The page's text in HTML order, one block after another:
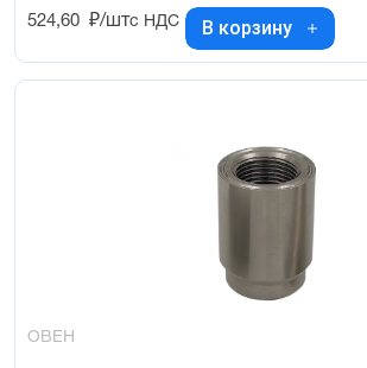
524,60 ₽/штс НДС В корзину
ОВЕН